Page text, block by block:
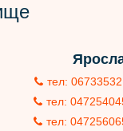
тел:
тел:
тел: